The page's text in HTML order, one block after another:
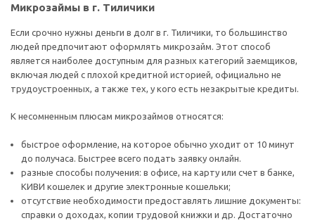
Микрозаймы в г. Тиличики
Если срочно нужны деньги в долг в г. Тиличики, то большинство
людей предпочитают оформлять микрозайм. Этот способ
является наиболее доступным для разных категорий заемщиков,
включая людей с плохой кредитной историей, официально не
трудоустроенных, а также тех, у кого есть незакрытые кредиты.
К несомненным плюсам микрозаймов относятся:
быстрое оформление, на которое обычно уходит от 10 минут
до получаса. Быстрее всего подать заявку онлайн.
разные способы получения: в офисе, на карту или счет в банке,
КИВИ кошелек и другие электронные кошельки;
отсутствие необходимости предоставлять лишние документы:
справки о доходах, копии трудовой книжки и др. Достаточно